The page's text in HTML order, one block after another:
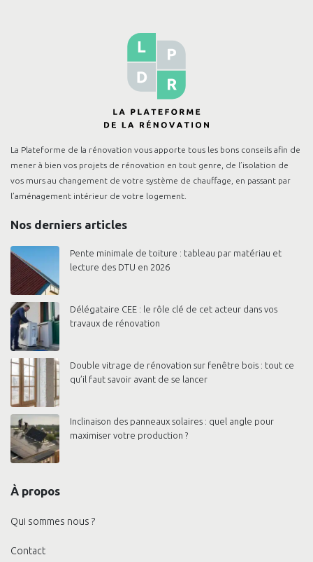
La Plateforme de la rénovation vous apporte tous les bons conseils afin de
mener à bien vos projets de rénovation en tout genre, de l’isolation de
vos murs au changement de votre système de chauffage, en passant par
l’aménagement intérieur de votre logement.
Nos derniers articles
Pente minimale de toiture : tableau par matériau et
lecture des DTU en 2026
Délégataire CEE : le rôle clé de cet acteur dans vos
travaux de rénovation
Double vitrage de rénovation sur fenêtre bois : tout ce
qu’il faut savoir avant de se lancer
Inclinaison des panneaux solaires : quel angle pour
maximiser votre production ?
À propos
Qui sommes nous ?
Contact